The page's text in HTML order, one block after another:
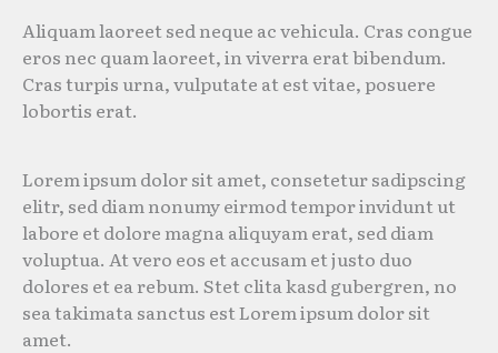
Aliquam laoreet sed neque ac vehicula. Cras congue
eros nec quam laoreet, in viverra erat bibendum.
Cras turpis urna, vulputate at est vitae, posuere
lobortis erat.
Lorem ipsum dolor sit amet, consetetur sadipscing
elitr, sed diam nonumy eirmod tempor invidunt ut
labore et dolore magna aliquyam erat, sed diam
voluptua. At vero eos et accusam et justo duo
dolores et ea rebum. Stet clita kasd gubergren, no
sea takimata sanctus est Lorem ipsum dolor sit
amet.